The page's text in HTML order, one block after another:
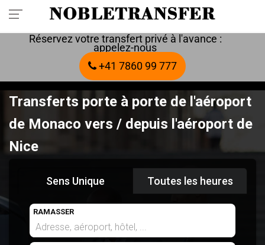
Réservez votre transfert privé à l'avance :
appelez-nous
+41 7860 99 777
Transferts porte à porte de l'aéroport
de Monaco vers / depuis l'aéroport de
Nice
Sens Unique Toutes les heures
RAMASSER